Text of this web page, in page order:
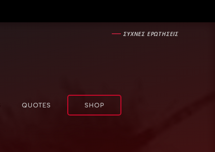
―ΣΥΧΝΕΣ ΕΡΩΤΗΣΕΙΣ
QUOTES SHOP